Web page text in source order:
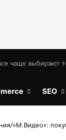
чаще выбирают
SEO
/«М.Видео»: